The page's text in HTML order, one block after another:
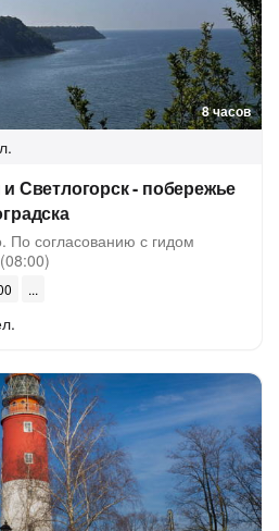
8 часов
Светлогорск - побережье
По согласованию с гидом